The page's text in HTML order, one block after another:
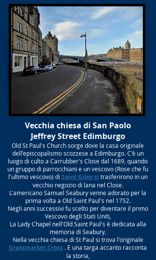
Vecchia chiesa di San Paolo
Jeffrey Street Edimburgo
Old St Paul's Church sorge dove la casa originale
dell'episcopalismo scozzese a Edimburgo. C'è un
luogo di culto a Carrubber's Close dal 1689, quando
un gruppo di parrocchiani e un vescovo (Rose che fu
l'ultimo vescovo) di Saint Giles si trasferirono in un
vecchio negozio di lana nel Close.
L'americano Samuel Seabury venne adorato per la
prima volta a Old Saint Paul's nel 1752.
Negli anni successivi fu scelto per diventare il primo
Vescovo degli Stati Uniti,
La Lady Chapel nell'Old Saint Paul's è dedicata alla
memoria di Seabury.
Nella vecchia chiesa di St Paul si trova l'originale
Grassmarket Cross . E una targa accanto racconta
la storia,